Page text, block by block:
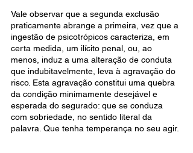
Vale observar que a segunda exclusão
praticamente abrange a primeira, vez que a
ingestão de psicotrópicos caracteriza, em
certa medida, um ilícito penal, ou, ao
menos, induz a uma alteração de conduta
que indubitavelmente, leva à agravação do
risco. Esta agravação constitui uma quebra
da condição minimamente desejável e
esperada do segurado: que se conduza
com sobriedade, no sentido literal da
palavra. Que tenha temperança no seu agir.